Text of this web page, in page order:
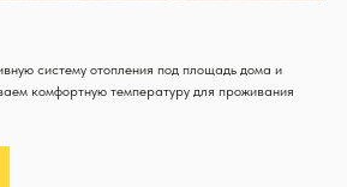
систему отопления под площадь дома и
комфортную температуру для проживания